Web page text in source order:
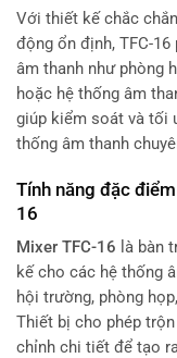
Với thiết kế chắc
động ổn định, TFC-
âm thanh như phòng
hoặc hệ thống âm
giúp kiểm soát và tối
thống âm thanh
Tính năng đặc
16
Mixer TFC-16 là bàn
kế cho các hệ thống
hội trường, phòng
Thiết bị cho phép
chỉnh chi tiết để tạo